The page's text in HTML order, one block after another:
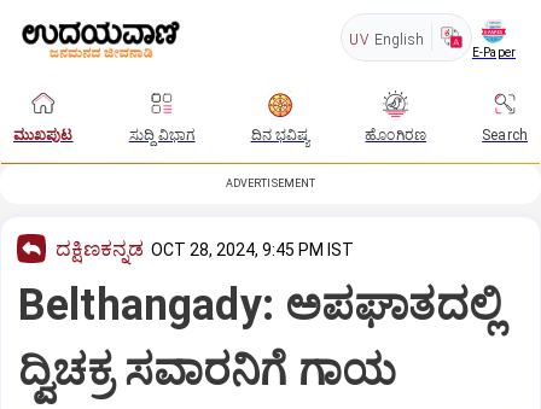
UV English
E-Paper
ಮುಖಪುಟ ಸುದ್ದಿ ವಿಭಾಗ ದಿನ ಭವಿಷ್ಯ ಹೊಂಗಿರಣ Search
ADVERTISEMENT
ದಕ್ಷಿಣಕನ್ನಡ OCT 28, 2024, 9:45 PM IST
Belthangady: ಅಪಘಾತದಲ್ಲಿ
ದ್ವಿಚಕ್ರ ಸವಾರನಿಗೆ ಗಾಯ